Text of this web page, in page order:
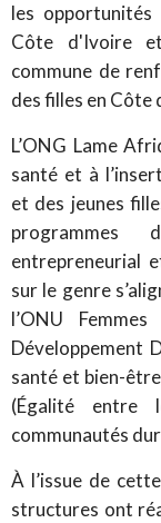
les opportunités
Côte d'Ivoire
commune de
des filles en Côte
L’ONG Lame
santé et à
et des jeunes
programmes
entrepreneurial
sur le genre
l’ONU
Développement
santé et bien-
(Égalité
communautés
À l’issue de
structures ont